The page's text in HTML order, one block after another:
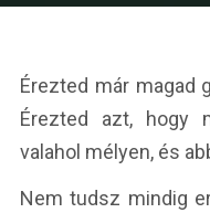
Érezted már magad
Érezted azt, hogy
valahol mélyen, és
Nem tudsz mindig